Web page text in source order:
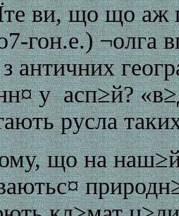
ви, що що аж
гон.е.) ¬олга
античних
у асп≥й?
русла
що на наш≥й